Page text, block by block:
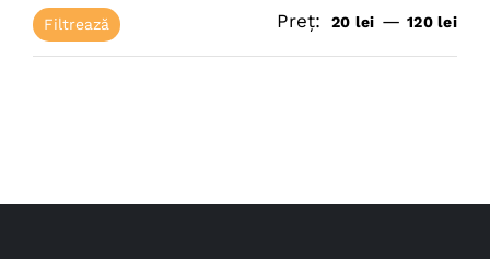
Filtrează Preț: 20 lei —120 lei